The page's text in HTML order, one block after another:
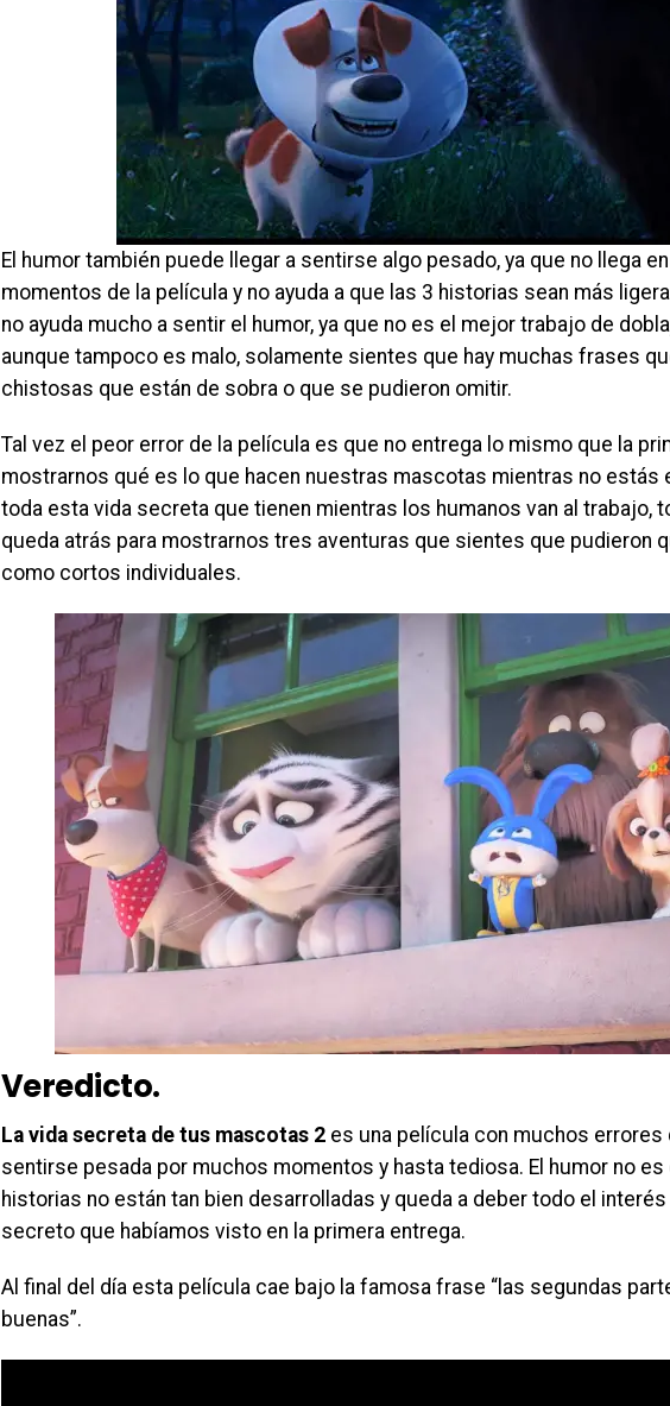
El humor también puede llegar a sentirse algo pesado, ya que no llega
momentos de la película y no ayuda a que las 3 historias sean más
no ayuda mucho a sentir el humor, ya que no es el mejor trabajo de
aunque tampoco es malo, solamente sientes que hay muchas frases
chistosas que están de sobra o que se pudieron omitir.
Tal vez el peor error de la película es que no entrega lo mismo que la
mostrarnos qué es lo que hacen nuestras mascotas mientras no estás
toda esta vida secreta que tienen mientras los humanos van al trabajo,
queda atrás para mostrarnos tres aventuras que sientes que pudieron
como cortos individuales.
Veredicto.
La vida secreta de tus mascotas 2 es una película con muchos errores
sentirse pesada por muchos momentos y hasta tediosa. El humor no es
historias no están tan bien desarrolladas y queda a deber todo el
secreto que habíamos visto en la primera entrega.
Al final del día esta película cae bajo la famosa frase “las segundas
buenas”.